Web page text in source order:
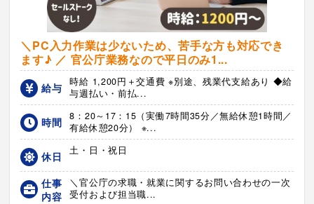
＼PC入力作業は少ないため、苦手な方も対応でき
ます♪ ／ 官公庁業務なので平日のみ1...
給与
時給 1,200円＋交通費 ※別途、残業代支給あり ◆給
与週払い・前払...
時間
8：20～17：15（実働7時間35分／無給休憩1時間／
有給休憩20分） ※...
休日 土・日・祝日
仕事
内容
＼官公庁の求職・就業に関するお問い合わせの一次
受付および担当職...